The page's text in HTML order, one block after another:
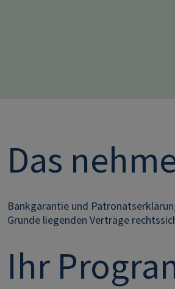
Das
Bankgarantie und
Grunde liegenden Verträge
Ihr